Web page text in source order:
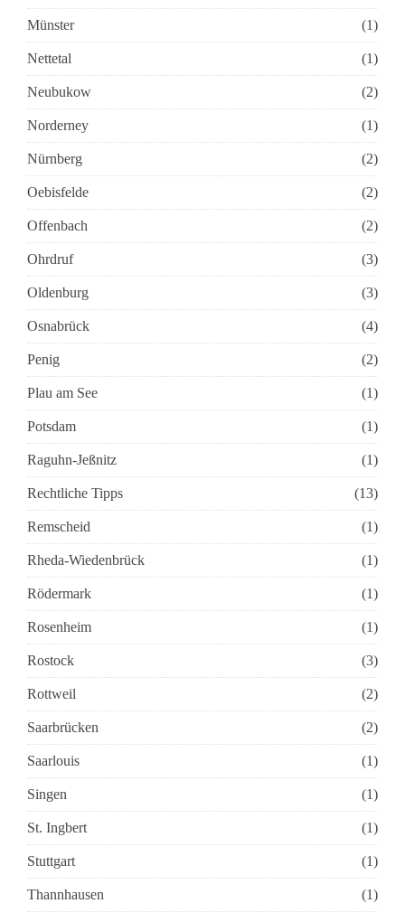
Münster (1)
Nettetal (1)
Neubukow (2)
Norderney (1)
Nürnberg (2)
Oebisfelde (2)
Offenbach (2)
Ohrdruf (3)
Oldenburg (3)
Osnabrück (4)
Penig (2)
Plau am See (1)
Potsdam (1)
Raguhn-Jeßnitz (1)
Rechtliche Tipps (13)
Remscheid (1)
Rheda-Wiedenbrück (1)
Rödermark (1)
Rosenheim (1)
Rostock (3)
Rottweil (2)
Saarbrücken (2)
Saarlouis (1)
Singen (1)
St. Ingbert (1)
Stuttgart (1)
Thannhausen (1)